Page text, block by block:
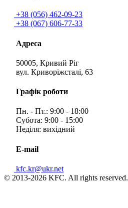
+38 (056) 462-09-23
+38 (067) 606-77-33
Адреса
50005, Кривий Ріг
вул. Криворіжсталі, 63
Графік роботи
Пн. - Пт.: 9:00 - 18:00
Субота: 9:00 - 15:00
Неділя: вихідний
E-mail
kfc.kr@ukr.net
© 2013-2026 KFC. All rights reserved.